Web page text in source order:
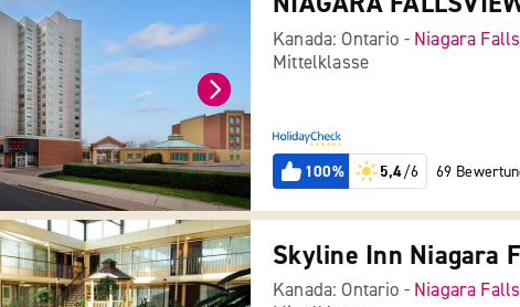
Kanada: Ontario - Niagara Falls
Mittelklasse
100% 5,4/6 69
Skyline Inn Niagara
Kanada: Ontario - Niagara Falls